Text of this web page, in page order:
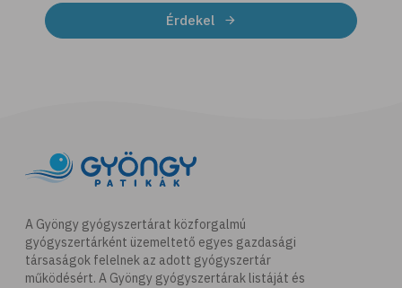
Érdekel
A Gyöngy gyógyszertárat közforgalmú
gyógyszertárként üzemeltető egyes gazdasági
társaságok felelnek az adott gyógyszertár
működésért. A Gyöngy gyógyszertárak listáját és